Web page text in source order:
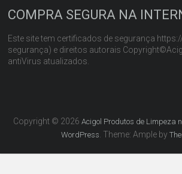
COMPRA SEGURA NA
Este site tem certificados de segurança
segurança) e direitos autorais
antiVirus atualizados.
Copyright © 2026 Acigol Produtos de Limpeza
WordPress . Theme: Ample by